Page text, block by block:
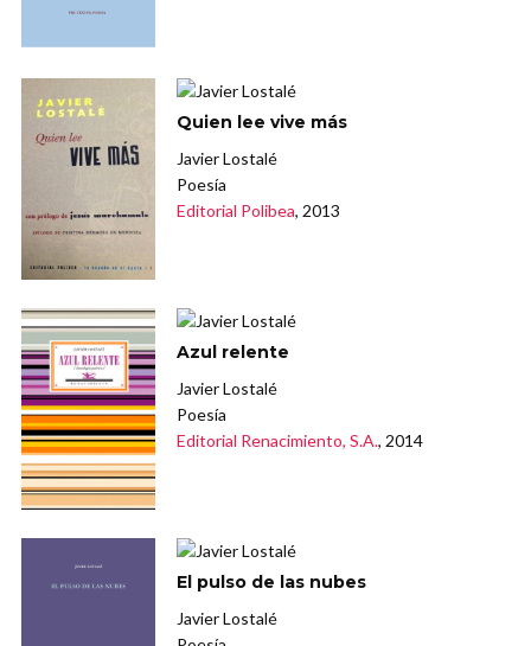
Quien lee vive más
Javier Lostalé
Poesía
Editorial Polibea, 2013
Azul relente
Javier Lostalé
Poesía
Editorial Renacimiento, S.A., 2014
El pulso de las nubes
Javier Lostalé